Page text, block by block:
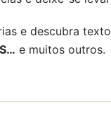
e descubra
e muitos outros.